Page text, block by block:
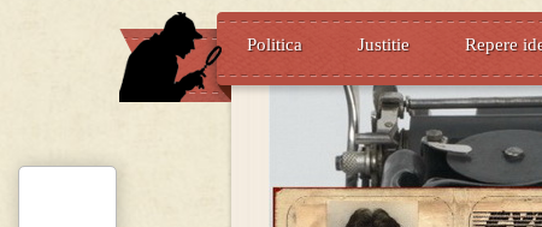
Politica Justitie Repere